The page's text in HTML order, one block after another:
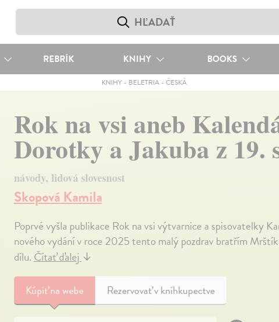
REBRÍK KNIHY BOOKS
KNIHY- BELETRIA- ČESKÁ
Rok na vsi aneb
Dorotky a Jakuba z 19.
návody, lidová slovesnost
Skopová Kamila
Poprvé vyšla publikace Rok na vsi výtvarnice a spisovatelky
nového vydání v roce 2025 tento malý pozdrav bratřím
dílu.Čítať ďalej↓
Kúpiťna webe Rezervovať v kníhkupectve